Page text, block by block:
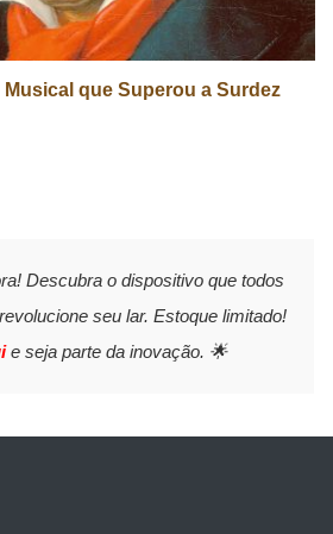
Musical que Superou a Surdez
Descubra o dispositivo que todos
seu lar. Estoque limitado!
e seja parte da inovação. 🌟